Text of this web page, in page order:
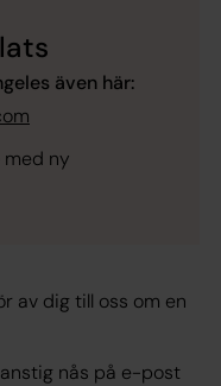
även här:
ny
av dig till oss om en
nås på e-post